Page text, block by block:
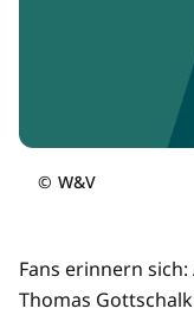
© W&V
Fans erinnern
Thomas